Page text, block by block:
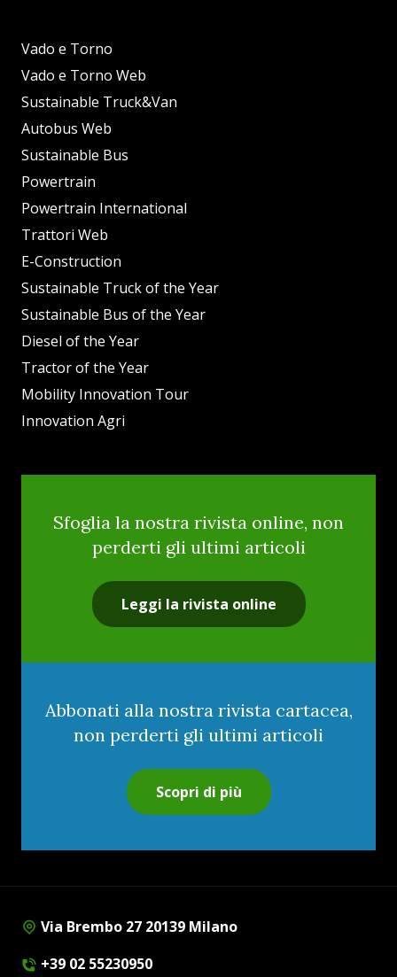
Vado e Torno
Vado e Torno Web
Sustainable Truck&Van
Autobus Web
Sustainable Bus
Powertrain
Powertrain International
Trattori Web
E-Construction
Sustainable Truck of the Year
Sustainable Bus of the Year
Diesel of the Year
Tractor of the Year
Mobility Innovation Tour
Innovation Agri
Sfoglia la nostra rivista online, non
perderti gli ultimi articoli
Leggi la rivista online
Abbonati alla nostra rivista cartacea,
non perderti gli ultimi articoli
Scopri di più
Via Brembo 27 20139 Milano
+39 02 55230950